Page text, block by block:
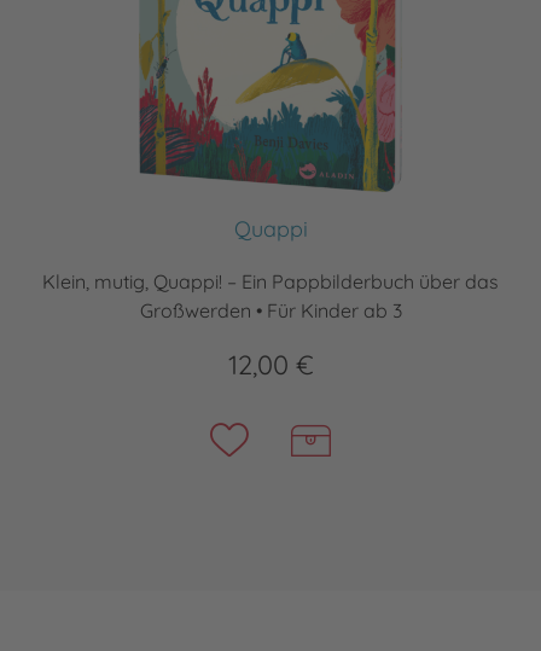
Quappi
Klein, mutig, Quappi! – Ein Pappbilderbuch über das
Großwerden • Für Kinder ab 3
12,00 €